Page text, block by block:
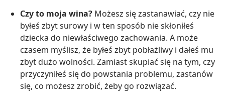
Czy to moja wina? Możesz się zastanawiać, czy nie
byłeś zbyt surowy i w ten sposób nie skłoniłeś
dziecka do niewłaściwego zachowania. A może
czasem myślisz, że byłeś zbyt pobłażliwy i dałeś mu
zbyt dużo wolności. Zamiast skupiać się na tym, czy
przyczyniłeś się do powstania problemu, zastanów
się, co możesz zrobić, żeby go rozwiązać.